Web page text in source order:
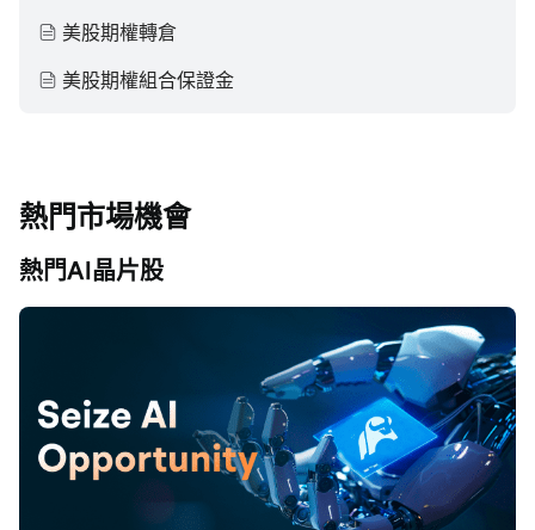
美股期權轉倉
美股期權組合保證金
熱門市場機會
熱門AI晶片股